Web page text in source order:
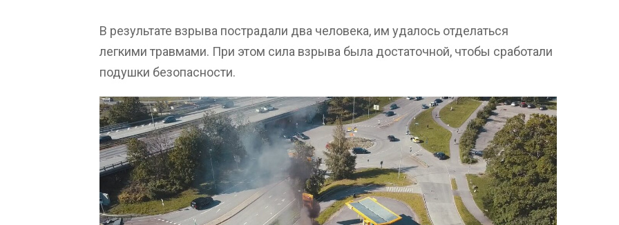
В результате взрыва пострадали два человека, им удалось отделаться
легкими травмами. При этом сила взрыва была достаточной, чтобы сработали
подушки безопасности.